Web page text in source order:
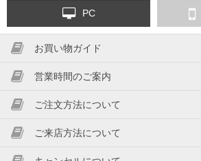
PC
お買い物ガイド
営業時間のご案内
ご注文方法について
ご来店方法について